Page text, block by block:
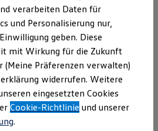
und Gebrauchtwagen
Zertifizierte Gebrauchtwagen
bei Gebrauchtwagen
Antrieb.
Fahrspaß.
verarbeiten Daten für
und Personalisierung nur,
geben. Diese
mit Wirkung für die Zukunft
(Meine Präferenzen verwalten)
widerrufen. Weitere
eingesetzten Cookies
Cookie-Richtlinie und unserer
.